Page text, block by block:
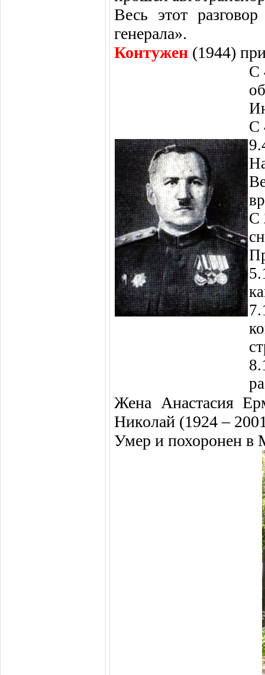
Весь этот
генерала».
Контужен (1944)
С
С
С
Жена Анастасия
Николай (1924 –
Умер и похоронен в